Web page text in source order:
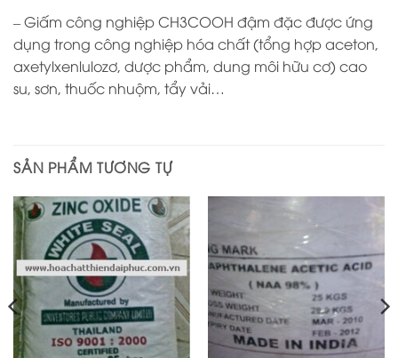
– Giấm công nghiệp CH3COOH đậm đặc được ứng
dụng trong công nghiệp hóa chất (tổng hợp aceton,
axetylxenlulozơ, dược phẩm, dung môi hữu cơ) cao
su, sơn, thuốc nhuộm, tẩy vải…
SẢN PHẨM TƯƠNG TỰ